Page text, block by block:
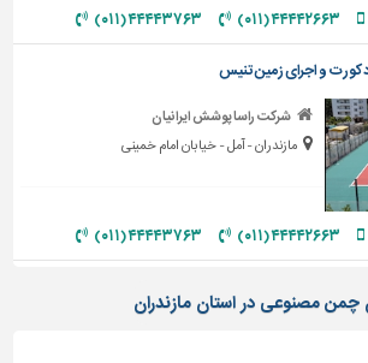
۴۴۴۴۲۶۶۳ (۰۱۱) ۴۴۴۴۳۷۶۳ (۰۱۱)
و اجرای زمین تنیس
شرکت راسا پوشش ایرانیان
مازندران - آمل - خیابان امام خمینی
۴۴۴۴۲۶۶۳ (۰۱۱) ۴۴۴۴۳۷۶۳ (۰۱۱)
مصنوعی در استان مازندران